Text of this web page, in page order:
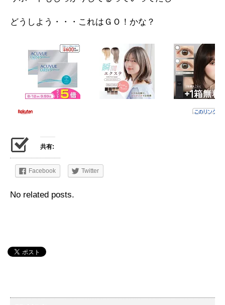
どうしよう・・・これはＧＯ！かな？
共有:
Facebook Twitter
No related posts.